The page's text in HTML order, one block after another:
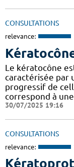
CONSULTATIONS
relevance:
Le kératocône
caractérisée par
progressif de
correspond à
30/07/2025 19:16
CONSULTATIONS
relevance: